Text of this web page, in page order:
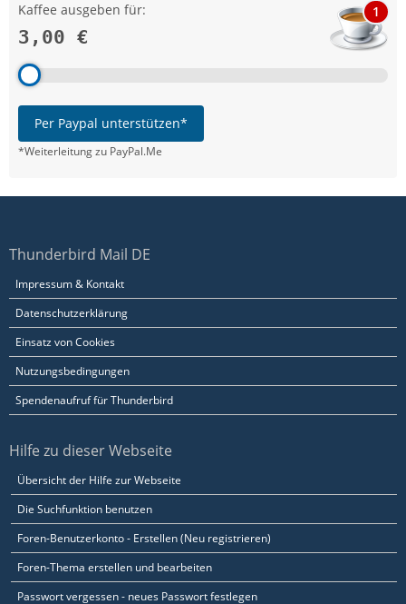
Kaffee ausgeben für:
3,00 €
1
Per Paypal unterstützen*
*Weiterleitung zu PayPal.Me
Thunderbird Mail DE
Impressum & Kontakt
Datenschutzerklärung
Einsatz von Cookies
Nutzungsbedingungen
Spendenaufruf für Thunderbird
Hilfe zu dieser Webseite
Übersicht der Hilfe zur Webseite
Die Suchfunktion benutzen
Foren-Benutzerkonto - Erstellen (Neu registrieren)
Foren-Thema erstellen und bearbeiten
Passwort vergessen - neues Passwort festlegen